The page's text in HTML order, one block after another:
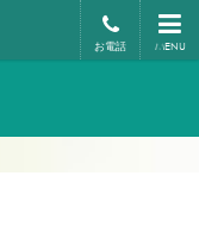
MENU
お電話